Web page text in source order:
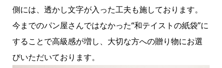
側には、透かし文字が入った工夫も施しております。
今までのパン屋さんではなかった“和テイストの紙袋”に
することで高級感が増し、大切な方への贈り物にお選
びいただいております。